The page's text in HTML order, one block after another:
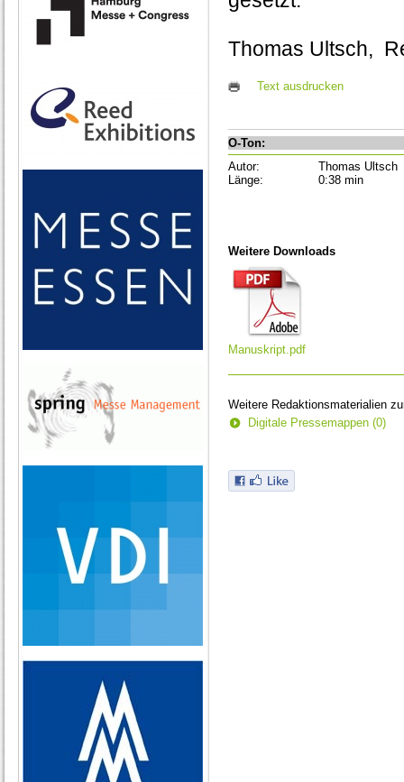
Thomas Ultsch,
Text ausdrucken
O-Ton:
Autor:
Thomas Ultsch
Länge:
0:38 min
Weitere Downloads
Manuskript.pdf
Weitere Redaktionsmaterialien
Digitale Pressemappen (0)